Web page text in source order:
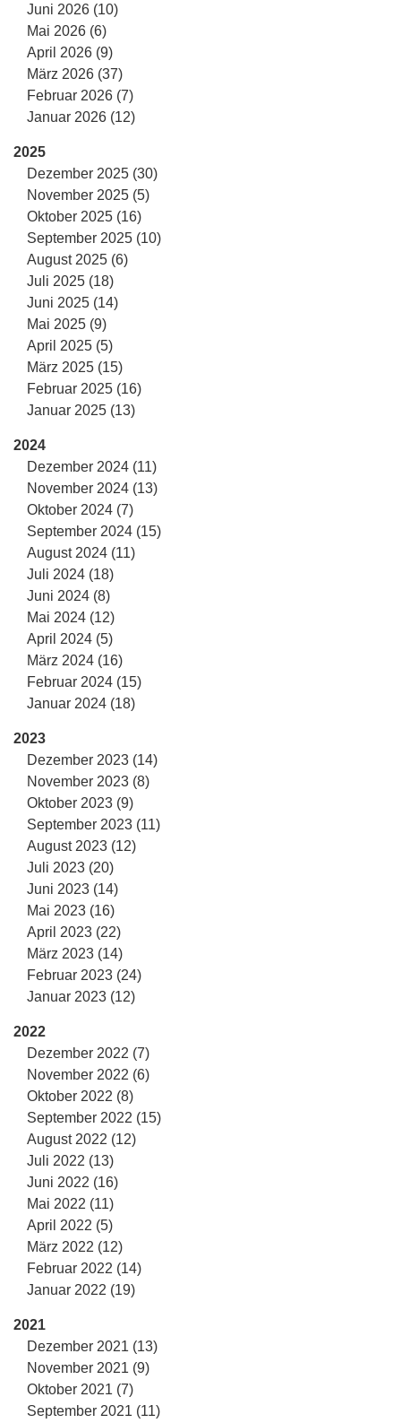
Juni 2026 (10)
Mai 2026 (6)
April 2026 (9)
März 2026 (37)
Februar 2026 (7)
Januar 2026 (12)
2025
Dezember 2025 (30)
November 2025 (5)
Oktober 2025 (16)
September 2025 (10)
August 2025 (6)
Juli 2025 (18)
Juni 2025 (14)
Mai 2025 (9)
April 2025 (5)
März 2025 (15)
Februar 2025 (16)
Januar 2025 (13)
2024
Dezember 2024 (11)
November 2024 (13)
Oktober 2024 (7)
September 2024 (15)
August 2024 (11)
Juli 2024 (18)
Juni 2024 (8)
Mai 2024 (12)
April 2024 (5)
März 2024 (16)
Februar 2024 (15)
Januar 2024 (18)
2023
Dezember 2023 (14)
November 2023 (8)
Oktober 2023 (9)
September 2023 (11)
August 2023 (12)
Juli 2023 (20)
Juni 2023 (14)
Mai 2023 (16)
April 2023 (22)
März 2023 (14)
Februar 2023 (24)
Januar 2023 (12)
2022
Dezember 2022 (7)
November 2022 (6)
Oktober 2022 (8)
September 2022 (15)
August 2022 (12)
Juli 2022 (13)
Juni 2022 (16)
Mai 2022 (11)
April 2022 (5)
März 2022 (12)
Februar 2022 (14)
Januar 2022 (19)
2021
Dezember 2021 (13)
November 2021 (9)
Oktober 2021 (7)
September 2021 (11)